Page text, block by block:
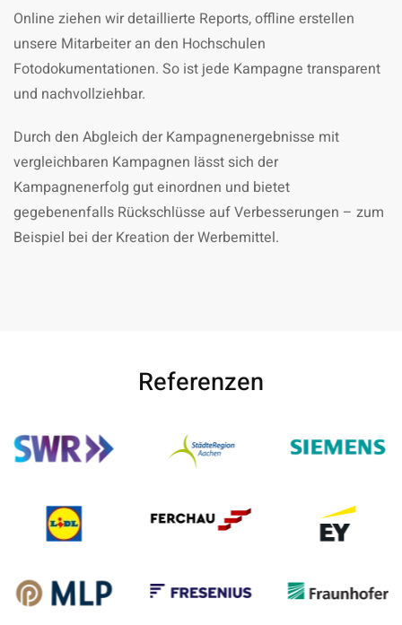
Online ziehen wir detaillierte Reports, offline erstellen
unsere Mitarbeiter an den Hochschulen
Fotodokumentationen. So ist jede Kampagne transparent
und nachvollziehbar.
Durch den Abgleich der Kampagnenergebnisse mit
vergleichbaren Kampagnen lässt sich der
Kampagnenerfolg gut einordnen und bietet
gegebenenfalls Rückschlüsse auf Verbesserungen – zum
Beispiel bei der Kreation der Werbemittel.
Referenzen